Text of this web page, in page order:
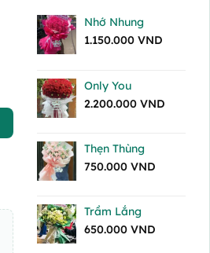
Nhớ Nhung
1.150.000VND
Only You
2.200.000VND
Thẹn Thùng
750.000VND
Trầm Lắng
650.000VND